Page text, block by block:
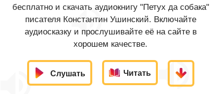
бесплатно и скачать аудиокнигу "Петух да собака"
писателя Константин Ушинский. Включайте
аудиосказку и прослушивайте её на сайте в
хорошем качестве.
Слушать Читать